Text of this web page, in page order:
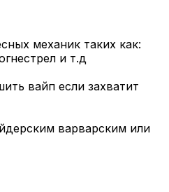
механик таких как:
и т.д
вайп если захватит
варварским или